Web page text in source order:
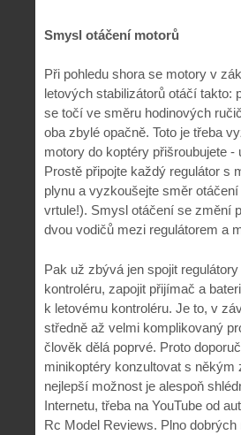
Smysl otáčení motorů
Při pohledu shora se motory v
letových stabilizátorů otáčí takto:
se točí ve směru hodinových
oba zbylé opačně. Toto je třeba
motory do koptéry přišroubujete
Prostě připojte každý regulátor s
plynu a vyzkoušejte směr
vrtule!). Smysl otáčení se změní
dvou vodičů mezi regulátorem a
Pak už zbývá jen spojit
kontroléru, zapojit přijímač a
k letovému kontroléru. Je to, v
středně až velmi komplikovaný
člověk dělá poprvé. Proto
minikoptéry konzultovat s někým
nejlepší možnost je alespoň
Internetu, třeba na YouTube od
Rc Model Reviews. Plno